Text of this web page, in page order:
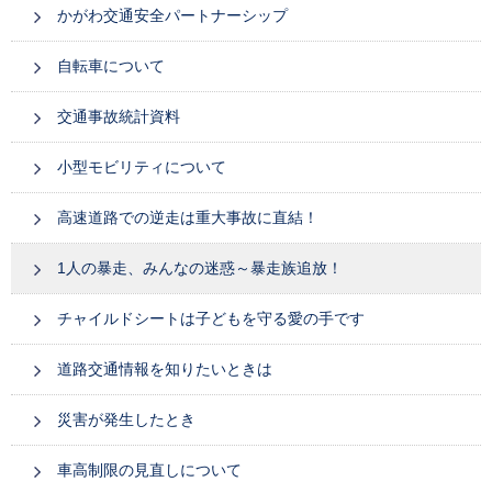
かがわ交通安全パートナーシップ
自転車について
交通事故統計資料
小型モビリティについて
高速道路での逆走は重大事故に直結！
1人の暴走、みんなの迷惑～暴走族追放！
チャイルドシートは子どもを守る愛の手です
道路交通情報を知りたいときは
災害が発生したとき
車高制限の見直しについて